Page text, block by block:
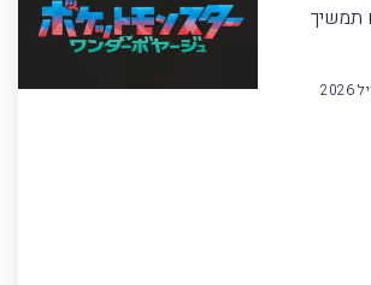
תמשיך